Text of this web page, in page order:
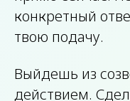
конкретный
твою подачу.
Выйдешь из
действием.